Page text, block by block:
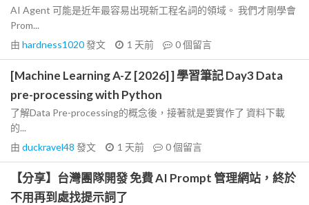
AI Agent 可能是近年最容易出現新工程名詞的領域。 我們才剛學會
Prom...
由 hardness1020發文 1 天前 0個留言
[Machine Learning A-Z [2026] ] 學習筆記 Day3 Data
pre-processing with Python
了解Data Pre-processing的概念後，接著就是要實作了 資料下載
的...
由 duckravel48 發文 1 天前 0個留言
【分享】台灣團隊開發 免費 AI Prompt 管理網站，終於
不用再到處找提示詞了